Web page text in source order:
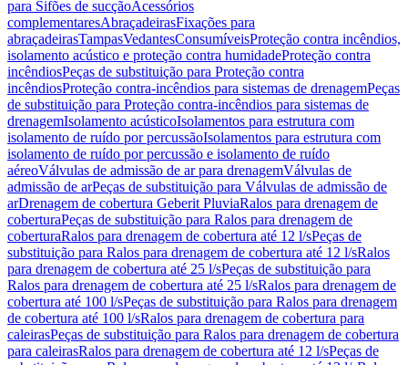
para Sifões de sucçãoAcessórios
complementaresAbraçadeirasFixações para
abraçadeirasTampasVedantesConsumíveisProteção contra incêndios,
isolamento acústico e proteção contra humidadeProteção contra
incêndiosPeças de substituição para Proteção contra
incêndiosProteção contra-incêndios para sistemas de drenagemPeças
de substituição para Proteção contra-incêndios para sistemas de
drenagemIsolamento acústicoIsolamentos para estrutura com
isolamento de ruído por percussãoIsolamentos para estrutura com
isolamento de ruído por percussão e isolamento de ruído
aéreoVálvulas de admissão de ar para drenagemVálvulas de
admissão de arPeças de substituição para Válvulas de admissão de
arDrenagem de cobertura Geberit PluviaRalos para drenagem de
coberturaPeças de substituição para Ralos para drenagem de
coberturaRalos para drenagem de cobertura até 12 l/sPeças de
substituição para Ralos para drenagem de cobertura até 12 l/sRalos
para drenagem de cobertura até 25 l/sPeças de substituição para
Ralos para drenagem de cobertura até 25 l/sRalos para drenagem de
cobertura até 100 l/sPeças de substituição para Ralos para drenagem
de cobertura até 100 l/sRalos para drenagem de cobertura para
caleirasPeças de substituição para Ralos para drenagem de cobertura
para caleirasRalos para drenagem de cobertura até 12 l/sPeças de